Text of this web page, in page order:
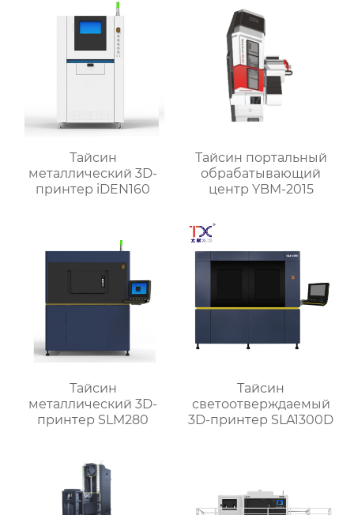
Тайсин
металлический 3D-
принтер iDEN160
Тайсин портальный
обрабатывающий
центр YBM-2015
Тайсин
металлический 3D-
принтер SLM280
Тайсин
светоотверждаемый
3D-принтер SLA1300D